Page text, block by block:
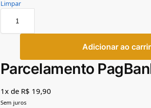
Limpar
Adicionar ao
Parcelamento
1x de R$ 19,90
Sem juros